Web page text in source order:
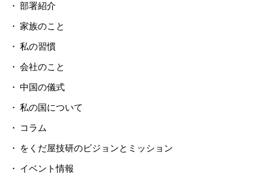
部署紹介
家族のこと
私の習慣
会社のこと
中国の儀式
私の国について
コラム
をくだ屋技研のビジョンとミッション
イベント情報